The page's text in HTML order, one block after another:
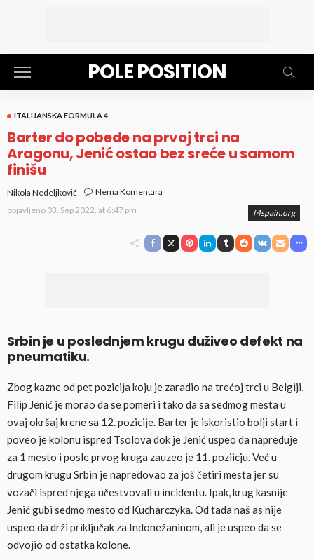
POLE POSITION
ITALIJANSKA FORMULA 4
Barter do pobede na prvoj trci na
Aragonu, Jenić ostao bez sreće u samom
finišu
Nikola Nedeljković
Nema Komentara
objavljeno 03. Sep 2022. at 6:47 pm f4spain.org
Srbin je u poslednjem krugu duživeo defekt na
pneumatiku.
Zbog kazne od pet pozicija koju je zaradio na trećoj trci u Belgiji,
Filip Jenić je morao da se pomeri i tako da sa sedmog mesta u
ovaj okršaj krene sa 12. pozicije. Barter je iskoristio bolji start i
poveo je kolonu ispred Tsolova dok je Jenić uspeo da napreduje
za 1 mesto i posle prvog kruga zauzeo je 11. poziicju. Već u
drugom krugu Srbin je napredovao za još četiri mesta jer su
vozači ispred njega učestvovali u incidentu. Ipak, krug kasnije
Jenić gubi sedmo mesto od Kucharczyka. Od tada naš as nije
uspeo da drži priključak za Indonežaninom, ali je uspeo da se
odvojio od ostatka kolone.